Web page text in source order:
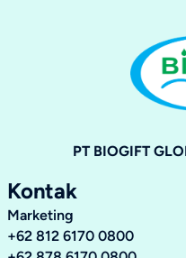
PT BIOGIFT
Kontak
Marketing
+62 812 6170 0800